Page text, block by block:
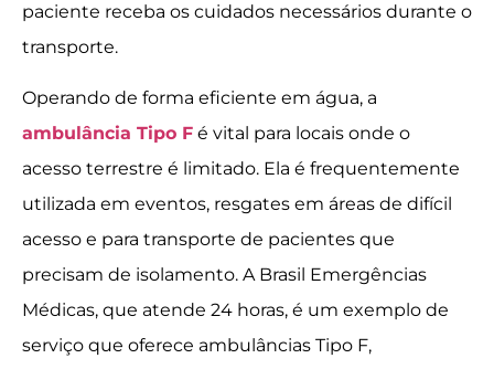
paciente receba os cuidados necessários durante o
transporte.
Operando de forma eficiente em água, a
ambulância Tipo F é vital para locais onde o
acesso terrestre é limitado. Ela é frequentemente
utilizada em eventos, resgates em áreas de difícil
acesso e para transporte de pacientes que
precisam de isolamento. A Brasil Emergências
Médicas, que atende 24 horas, é um exemplo de
serviço que oferece ambulâncias Tipo F,